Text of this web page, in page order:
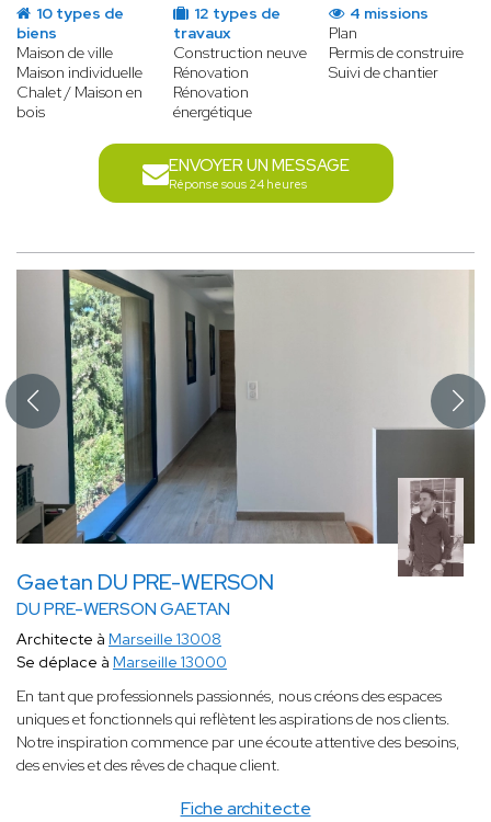
10 types de
biens
Maison de ville
Maison individuelle
Chalet / Maison en
bois
12 types de
travaux
Construction neuve
Rénovation
Rénovation
énergétique
4 missions
Plan
Permis de construire
Suivi de chantier
ENVOYER UN MESSAGE
Réponse sous 24 heures
Gaetan DU PRE-WERSON
DU PRE-WERSON GAETAN
Fiche architecte
Architecte à Marseille 13008
Se déplace à Marseille 13000
En tant que professionnels passionnés, nous créons des espaces
uniques et fonctionnels qui reflètent les aspirations de nos clients.
Notre inspiration commence par une écoute attentive des besoins,
des envies et des rêves de chaque client.